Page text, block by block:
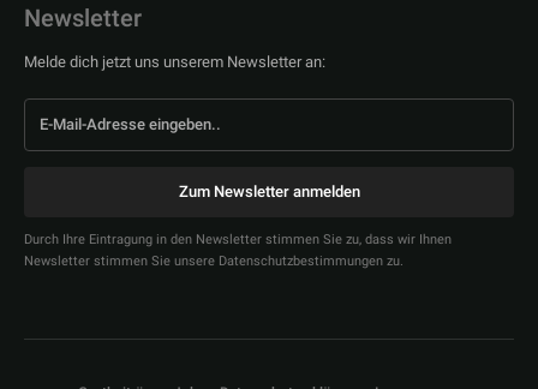
Newsletter
Melde dich jetzt uns unserem Newsletter an:
Zum Newsletter anmelden
Durch Ihre Eintragung in den Newsletter stimmen Sie zu, dass wir Ihnen
Newsletter stimmen Sie unsere Datenschutzbestimmungen zu.